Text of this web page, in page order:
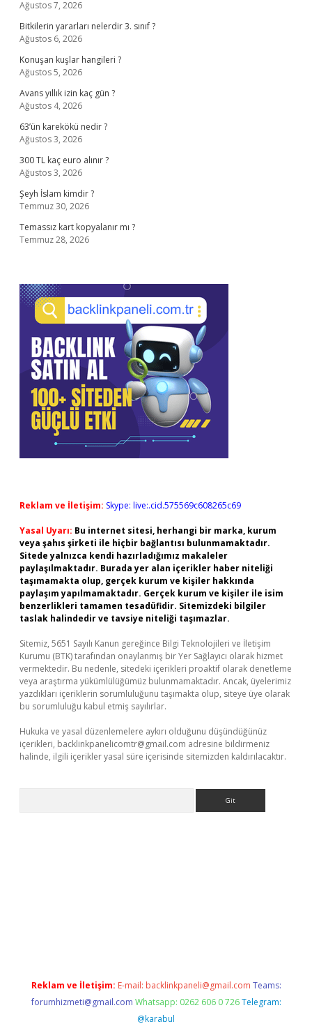
Ağustos 7, 2026
Bitkilerin yararları nelerdir 3. sınıf ?
Ağustos 6, 2026
Konuşan kuşlar hangileri ?
Ağustos 5, 2026
Avans yıllık izin kaç gün ?
Ağustos 4, 2026
63’ün karekökü nedir ?
Ağustos 3, 2026
300 TL kaç euro alınır ?
Ağustos 3, 2026
Şeyh İslam kimdir ?
Temmuz 30, 2026
Temassız kart kopyalanır mı ?
Temmuz 28, 2026
Reklam ve İletişim: Skype: live:.cid.575569c608265c69
Yasal Uyarı: Bu internet sitesi, herhangi bir marka, kurum
veya şahıs şirketi ile hiçbir bağlantısı bulunmamaktadır.
Sitede yalnızca kendi hazırladığımız makaleler
paylaşılmaktadır. Burada yer alan içerikler haber niteliği
taşımamakta olup, gerçek kurum ve kişiler hakkında
paylaşım yapılmamaktadır. Gerçek kurum ve kişiler ile isim
benzerlikleri tamamen tesadüfidir. Sitemizdeki bilgiler
taslak halindedir ve tavsiye niteliği taşımazlar.
Sitemiz, 5651 Sayılı Kanun gereğince Bilgi Teknolojileri ve İletişim
Kurumu (BTK) tarafından onaylanmış bir Yer Sağlayıcı olarak hizmet
vermektedir. Bu nedenle, sitedeki içerikleri proaktif olarak denetleme
veya araştırma yükümlülüğümüz bulunmamaktadır. Ancak, üyelerimiz
yazdıkları içeriklerin sorumluluğunu taşımakta olup, siteye üye olarak
bu sorumluluğu kabul etmiş sayılırlar.
Hukuka ve yasal düzenlemelere aykırı olduğunu düşündüğünüz
içerikleri, backlinkpanelicomtr@gmail.com adresine bildirmeniz
halinde, ilgili içerikler yasal süre içerisinde sitemizden kaldırılacaktır.
Reklam ve İletişim: E-mail: backlinkpaneli@gmail.com Teams:
forumhizmeti@gmail.com Whatsapp: 0262 606 0 726 Telegram:
@karabul